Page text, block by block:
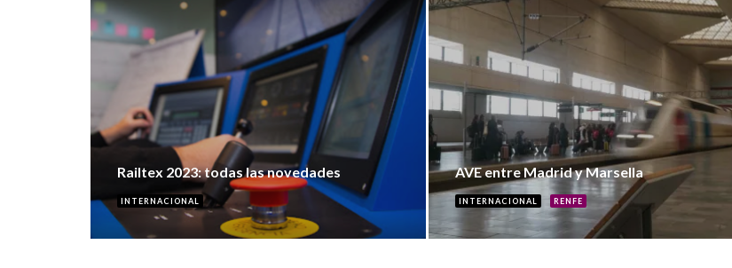
Railtex 2023: todas las novedades
INTERNACIONAL
AVE entre Madrid y Marsella
INTERNACIONAL RENFE